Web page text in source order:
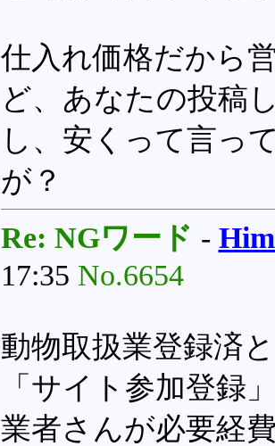
仕入れ価格だから
ど、あなたの投稿
し、安くって言っ
が？
Re: NGワード -
17:35 No.6654
動物取扱業登録済
「サイト参加登録
業者さんが必要経